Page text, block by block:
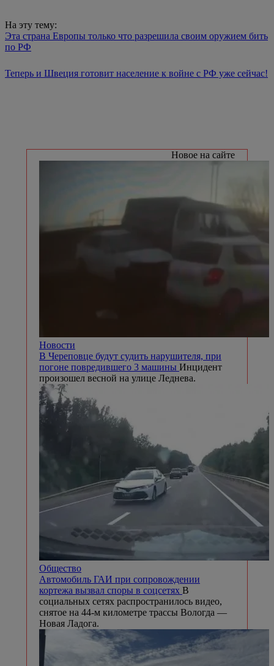
На эту тему:
Эта страна Европы только что разрешила своим оружием бить
по РФ
Теперь и Швеция готовит население к войне с РФ уже сейчас!
Новое на сайте
Новости
В Череповце будут судить нарушителя, при
погоне повредившего 3 машины Инцидент
произошел весной на улице Леднева.
Общество
Автомобиль ГАИ при сопровождении
кортежа вызвал споры в соцсетях В
социальных сетях распространилось видео,
снятое на 44-м километре трассы Вологда —
Новая Ладога.